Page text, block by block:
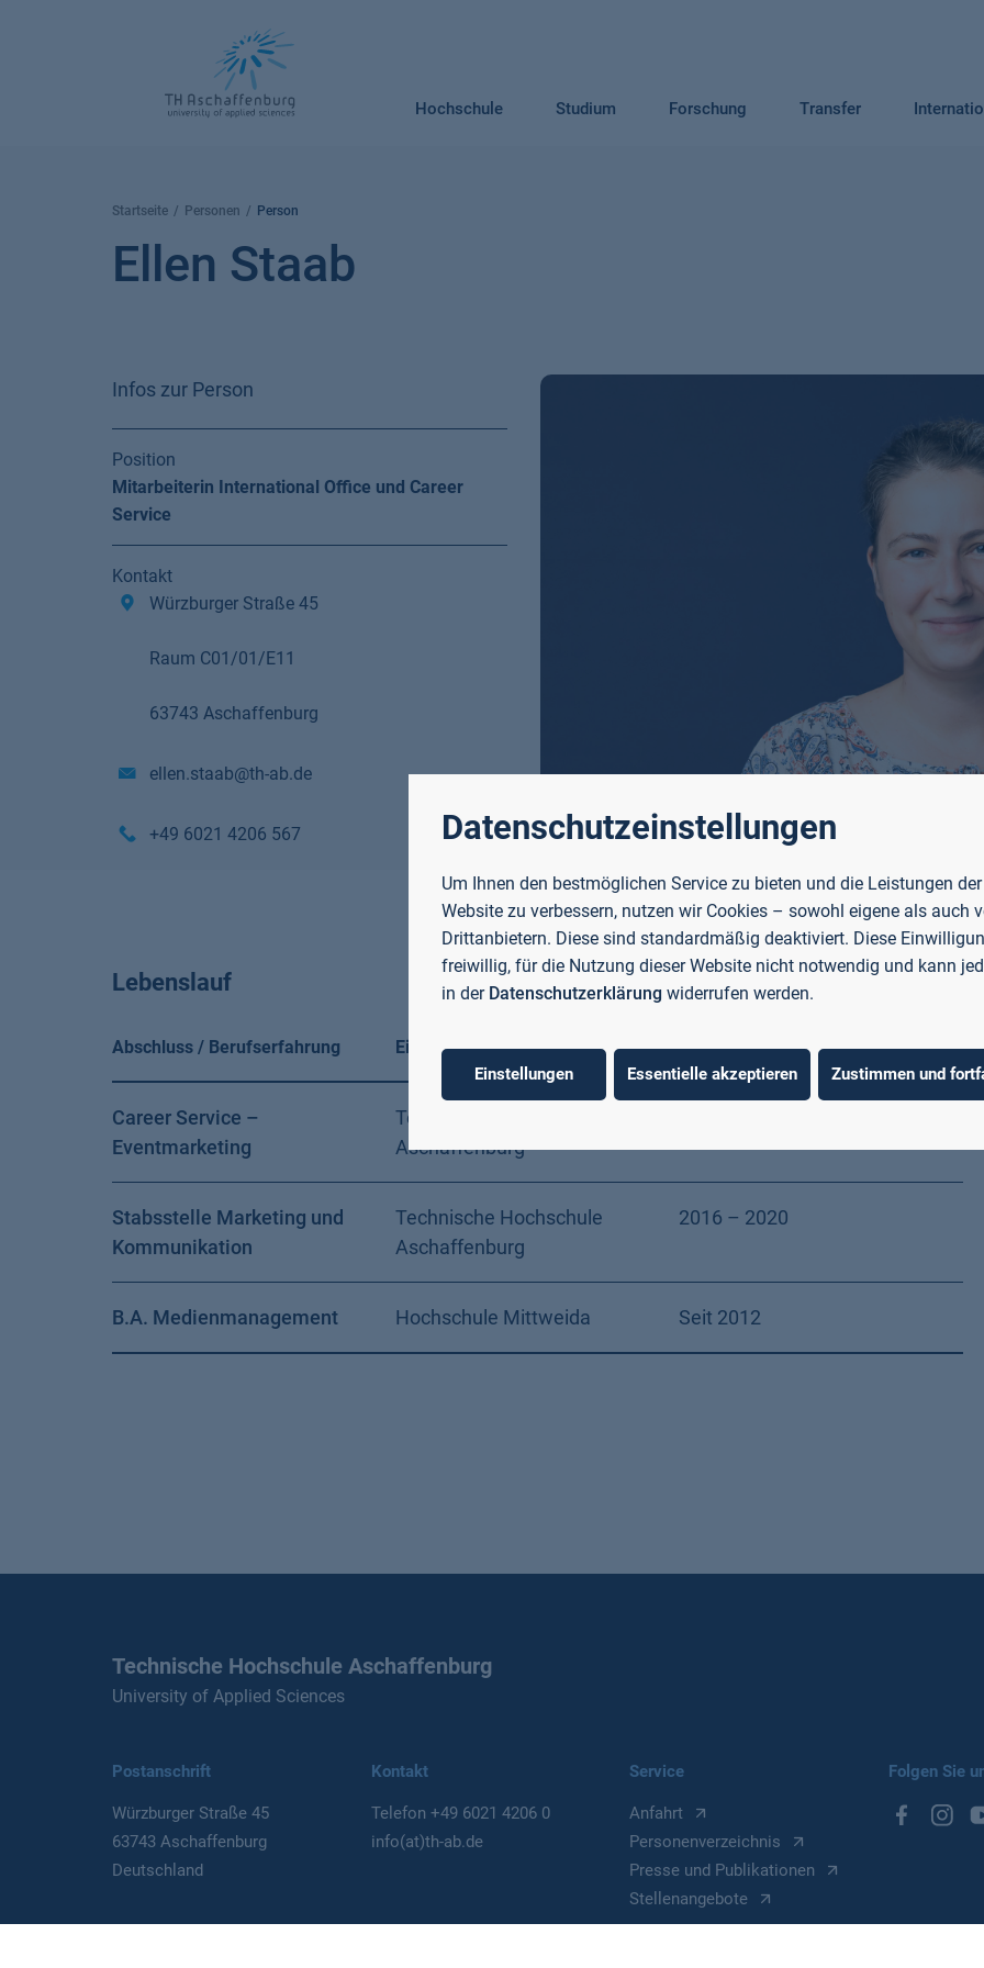
Hochschule Studium Forschung Transfer
Startseite Personen Person
Ellen Staab
Infos zur Person
Position
Mitarbeiterin International Office und Career
Service
Kontakt
Würzburger Straße 45
Raum C01/01/E11
63743 Aschaffenburg
ellen.staab@th-ab.de
+49 6021 4206 567
Lebenslauf
Abschluss / Berufserfahrung Einrichtung / Firma Zeitraum
Career Service –
Eventmarketing
Technische Hochschule
Aschaffenburg
Stabsstelle Marketing und
Kommunikation
Technische Hochschule
Aschaffenburg
2016 – 2020
B.A. Medienmanagement Hochschule Mittweida Seit 2012
Technische Hochschule Aschaffenburg
University of Applied Sciences
Postanschrift
Würzburger Straße 45
63743 Aschaffenburg
Deutschland
Kontakt
Telefon +49 6021 4206 0
info(at)th-ab.de
Service
Anfahrt
Personenverzeichnis
Presse und Publikationen
Stellenangebote
Folgen Sie
Datenschutzeinstellungen
Um Ihnen den bestmöglichen Service zu bieten und die Leistungen der
Website zu verbessern, nutzen wir Cookies – sowohl eigene als auch
Drittanbietern. Diese sind standardmäßig deaktiviert. Diese
freiwillig, für die Nutzung dieser Website nicht notwendig und kann
in der Datenschutzerklärung widerrufen werden.
Einstellungen Essentielle akzeptieren Zustimmen und